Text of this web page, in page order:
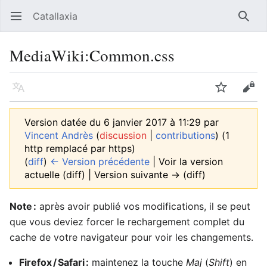
Ouvrir le menu principal Catallaxia
MediaWiki:Common.css
Langue Suivre
Version datée du 6 janvier 2017 à 11:29 par
Vincent Andrès (discussion contributions) (1
http remplacé par https)
(diff) ← Version précédente | Voir la version
actuelle (diff) | Version suivante → (diff)
Note : après avoir publié vos modifications, il se peut
que vous deviez forcer le rechargement complet du
cache de votre navigateur pour voir les changements.
Firefox / Safari : maintenez la touche Maj (Shift) en